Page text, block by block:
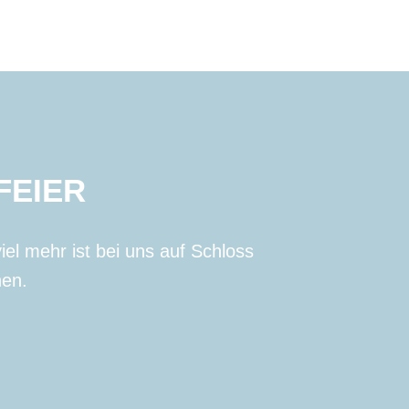
mehr ist bei uns auf Schloss